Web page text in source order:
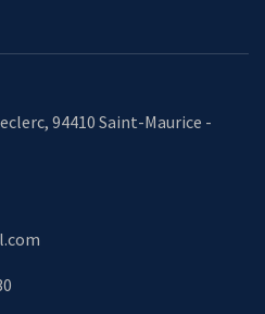
94410 Saint-Maurice -